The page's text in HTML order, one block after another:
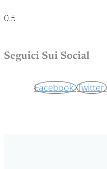
Seguici Sui Social
Facebook Twitter